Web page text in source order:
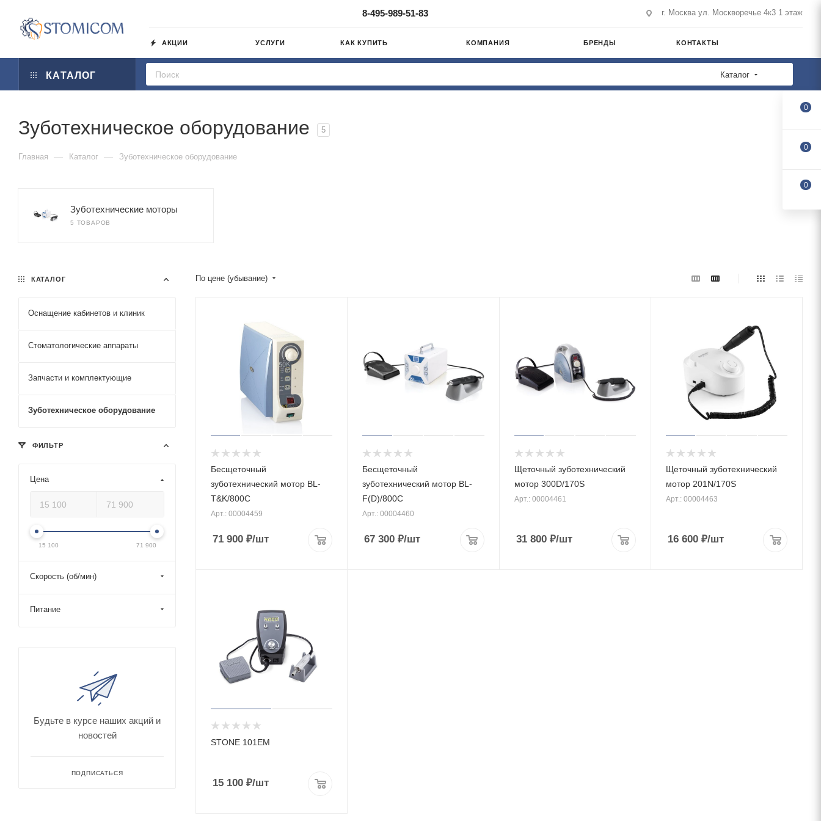
8-495-989-51-83 г. Москва ул. Москворечье 4к3 1 этаж
АКЦИИ УСЛУГИ КАК КУПИТЬ КОМПАНИЯ БРЕНДЫ КОНТАКТЫ
КАТАЛОГ Каталог
Зуботехническое оборудование 5
Главная — Каталог — Зуботехническое оборудование
Зуботехнические моторы
5 ТОВАРОВ
По цене (убывание)
Бесщеточный
зуботехнический мотор BL-
T&K/800C
Арт.: 00004459
71 900 ₽/шт
Бесщеточный
зуботехнический мотор BL-
F(D)/800C
Арт.: 00004460
67 300 ₽/шт
Щеточный зуботехнический
мотор 300D/170S
Арт.: 00004461
31 800₽/шт
Щеточный зуботехнический
мотор 201N/170S
Арт.: 00004463
16 600₽/шт
STONE 101EM
15 100 ₽/шт
КАТАЛОГ
Оснащение кабинетов и клиник
Стоматологические аппараты
Запчасти и комплектующие
Зуботехническое оборудование
ФИЛЬТР
Цена
15 100 71 900
Скорость (об/мин)
Питание
Будьте в курсе наших акций и
новостей
ПОДПИСАТЬСЯ
0
0
0